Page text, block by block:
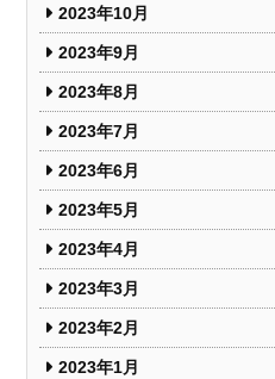
2023年10月
2023年9月
2023年8月
2023年7月
2023年6月
2023年5月
2023年4月
2023年3月
2023年2月
2023年1月